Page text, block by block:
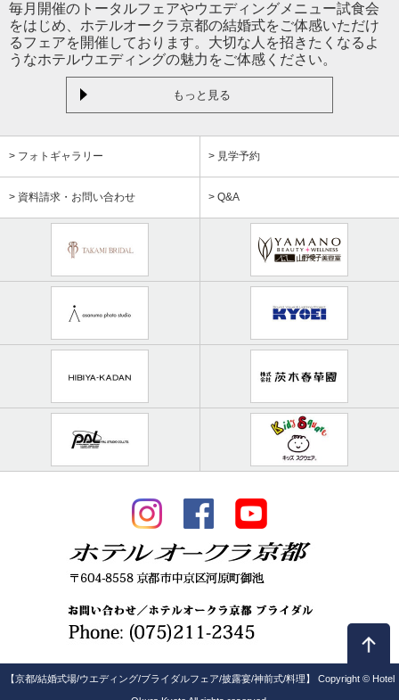
毎月開催のトータルフェアやウエディングメニュー試食会
をはじめ、ホテルオークラ京都の結婚式をご体感いただけ
るフェアを開催しております。大切な人を招きたくなるよ
うなホテルウエディングの魅力をご体感ください。
もっと見る
> フォトギャラリー > 見学予約
> 資料請求・お問い合わせ > Q&A
【京都/結婚式場/ウエディング/ブライダルフェア/披露宴/神前式/料理】 Copyright © Hotel